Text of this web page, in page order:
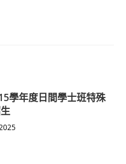
學年度日間學士班特殊